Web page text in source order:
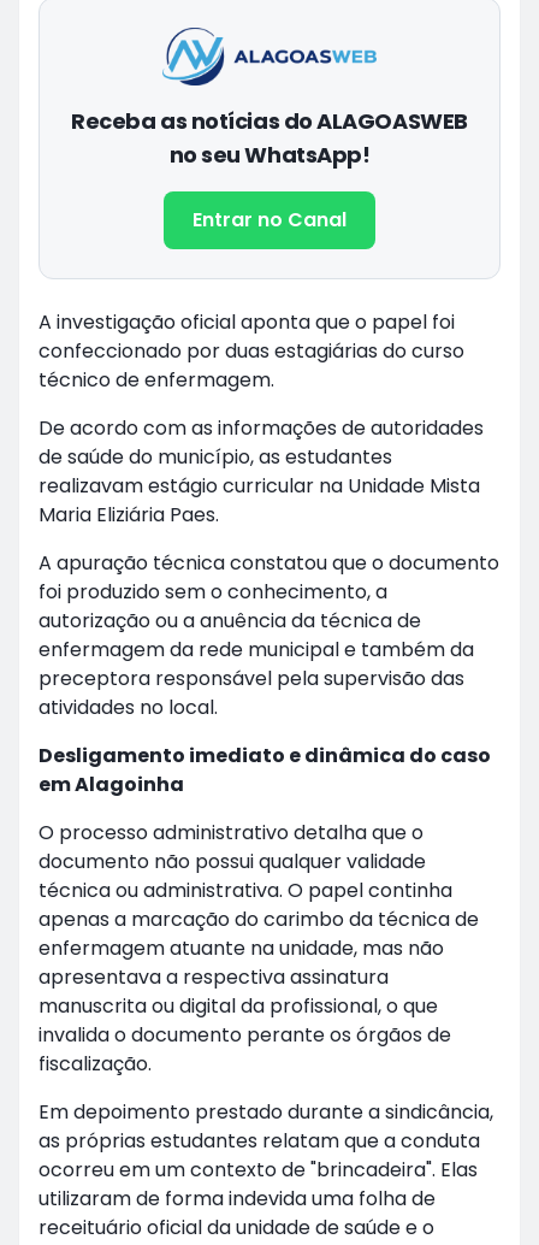
Receba as notícias do ALAGOASWEB
no seu WhatsApp!
Entrar no Canal
A investigação oficial aponta que o papel foi
confeccionado por duas estagiárias do curso
técnico de enfermagem.
De acordo com as informações de autoridades
de saúde do município, as estudantes
realizavam estágio curricular na Unidade Mista
Maria Eliziária Paes.
A apuração técnica constatou que o documento
foi produzido sem o conhecimento, a
autorização ou a anuência da técnica de
enfermagem da rede municipal e também da
preceptora responsável pela supervisão das
atividades no local.
Desligamento imediato e dinâmica do caso
em Alagoinha
O processo administrativo detalha que o
documento não possui qualquer validade
técnica ou administrativa. O papel continha
apenas a marcação do carimbo da técnica de
enfermagem atuante na unidade, mas não
apresentava a respectiva assinatura
manuscrita ou digital da profissional, o que
invalida o documento perante os órgãos de
fiscalização.
Em depoimento prestado durante a sindicância,
as próprias estudantes relatam que a conduta
ocorreu em um contexto de "brincadeira". Elas
utilizaram de forma indevida uma folha de
receituário oficial da unidade de saúde e o